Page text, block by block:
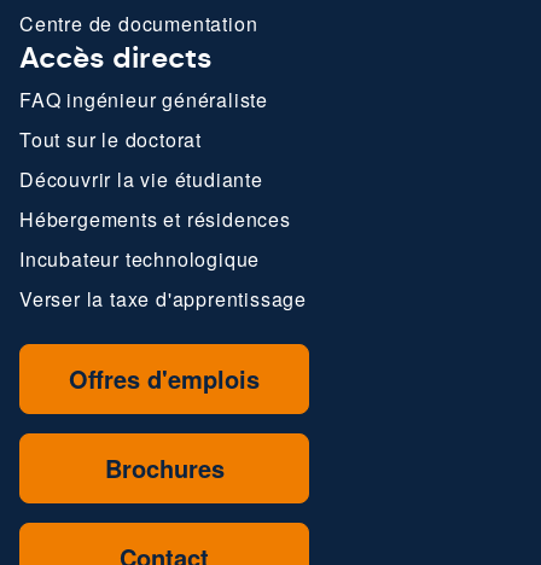
Centre de documentation
Accès directs
FAQ ingénieur généraliste
Tout sur le doctorat
Découvrir la vie étudiante
Hébergements et résidences
Incubateur technologique
Verser la taxe d'apprentissage
Offres d'emplois
Brochures
Contact